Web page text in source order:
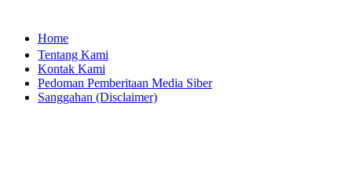
Home
Tentang Kami
Kontak Kami
Pedoman Pemberitaan Media Siber
Sanggahan (Disclaimer)